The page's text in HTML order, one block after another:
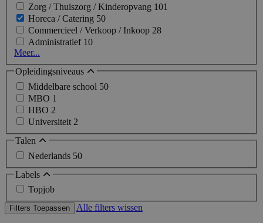
Zorg / Thuiszorg / Kinderopvang 101
Horeca / Catering 50
Commercieel / Verkoop / Inkoop 28
Administratief 10
Meer...
Opleidingsniveaus
Middelbare school 50
MBO 1
HBO 2
Universiteit 2
Talen
Nederlands 50
Labels
Topjob
Filters Toepassen Alle filters wissen